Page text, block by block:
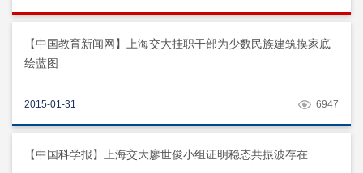
【中国教育新闻网】上海交大挂职干部为少数民族建筑摸家底
绘蓝图
2015-01-31 6947
【中国科学报】上海交大廖世俊小组证明稳态共振波存在